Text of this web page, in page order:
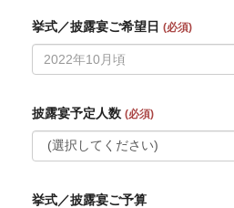
挙式／披露宴ご希望日 (必須)
披露宴予定人数 (必須)
挙式／披露宴ご予算